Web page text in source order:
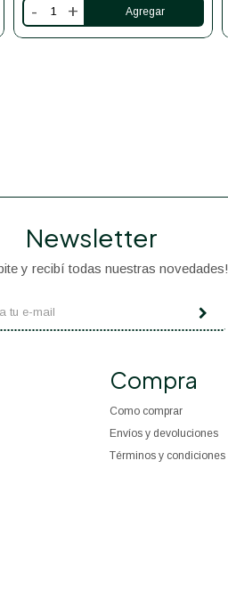
- +
Compra
Como comprar
Envíos y devoluciones
Términos y condiciones
Newsletter
y recibí todas nuestras novedades!